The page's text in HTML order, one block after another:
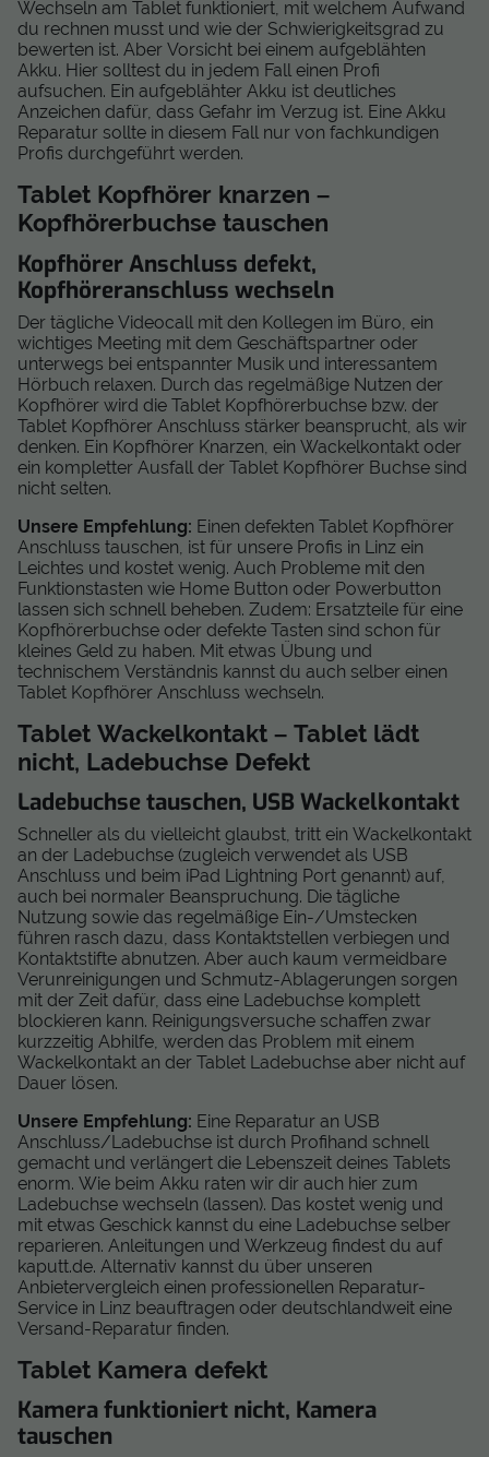
Wechseln am Tablet funktioniert, mit welchem Aufwand
du rechnen musst und wie der Schwierigkeitsgrad zu
bewerten ist. Aber Vorsicht bei einem aufgeblähten
Akku. Hier solltest du in jedem Fall einen Profi
aufsuchen. Ein aufgeblähter Akku ist deutliches
Anzeichen dafür, dass Gefahr im Verzug ist. Eine Akku
Reparatur sollte in diesem Fall nur von fachkundigen
Profis durchgeführt werden.
Tablet Kopfhörer knarzen –
Kopfhörerbuchse tauschen
Kopfhörer Anschluss defekt,
Kopfhöreranschluss wechseln
Der tägliche Videocall mit den Kollegen im Büro, ein
wichtiges Meeting mit dem Geschäftspartner oder
unterwegs bei entspannter Musik und interessantem
Hörbuch relaxen. Durch das regelmäßige Nutzen der
Kopfhörer wird die Tablet Kopfhörerbuchse bzw. der
Tablet Kopfhörer Anschluss stärker beansprucht, als wir
denken. Ein Kopfhörer Knarzen, ein Wackelkontakt oder
ein kompletter Ausfall der Tablet Kopfhörer Buchse sind
nicht selten.
Unsere Empfehlung: Einen defekten Tablet Kopfhörer
Anschluss tauschen, ist für unsere Profis in Linz ein
Leichtes und kostet wenig. Auch Probleme mit den
Funktionstasten wie Home Button oder Powerbutton
lassen sich schnell beheben. Zudem: Ersatzteile für eine
Kopfhörerbuchse oder defekte Tasten sind schon für
kleines Geld zu haben. Mit etwas Übung und
technischem Verständnis kannst du auch selber einen
Tablet Kopfhörer Anschluss wechseln.
Tablet Wackelkontakt – Tablet lädt
nicht, Ladebuchse Defekt
Ladebuchse tauschen, USB Wackelkontakt
Schneller als du vielleicht glaubst, tritt ein Wackelkontakt
an der Ladebuchse (zugleich verwendet als USB
Anschluss und beim iPad Lightning Port genannt) auf,
auch bei normaler Beanspruchung. Die tägliche
Nutzung sowie das regelmäßige Ein-/Umstecken
führen rasch dazu, dass Kontaktstellen verbiegen und
Kontaktstifte abnutzen. Aber auch kaum vermeidbare
Verunreinigungen und Schmutz-Ablagerungen sorgen
mit der Zeit dafür, dass eine Ladebuchse komplett
blockieren kann. Reinigungsversuche schaffen zwar
kurzzeitig Abhilfe, werden das Problem mit einem
Wackelkontakt an der Tablet Ladebuchse aber nicht auf
Dauer lösen.
Unsere Empfehlung: Eine Reparatur an USB
Anschluss/Ladebuchse ist durch Profihand schnell
gemacht und verlängert die Lebenszeit deines Tablets
enorm. Wie beim Akku raten wir dir auch hier zum
Ladebuchse wechseln (lassen). Das kostet wenig und
mit etwas Geschick kannst du eine Ladebuchse selber
reparieren. Anleitungen und Werkzeug findest du auf
kaputt.de. Alternativ kannst du über unseren
Anbietervergleich einen professionellen Reparatur-
Service in Linz beauftragen oder deutschlandweit eine
Versand-Reparatur finden.
Tablet Kamera defekt
Kamera funktioniert nicht, Kamera
tauschen